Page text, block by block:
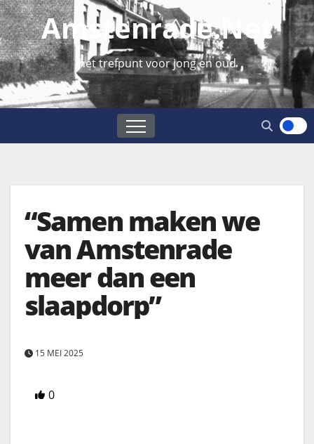
Amstenrade.net
hét trefpunt voor jong en oud
“Samen maken we
van Amstenrade
meer dan een
slaapdorp”
15 MEI 2025
0